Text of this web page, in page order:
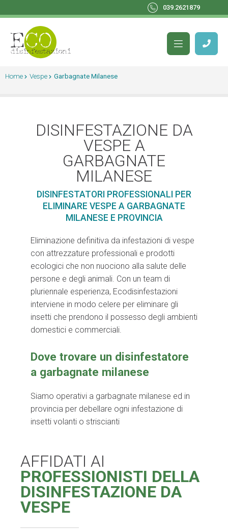
039.2621879
Home Vespe Garbagnate Milanese
DISINFESTAZIONE DA
VESPE A
GARBAGNATE
MILANESE
DISINFESTATORI PROFESSIONALI PER
ELIMINARE VESPE A GARBAGNATE
MILANESE E PROVINCIA
Eliminazione definitiva da infestazioni di vespe
con attrezzature professionali e prodotti
ecologici che non nuociono alla salute delle
persone e degli animali. Con un team di
pluriennale esperienza, Ecodisinfestazioni
interviene in modo celere per eliminare gli
insetti che prendono il possesso degli ambienti
domestici e commerciali.
Dove trovare un disinfestatore
a garbagnate milanese
Siamo operativi a garbagnate milanese ed in
provincia per debellare ogni infestazione di
insetti volanti o striscianti
AFFIDATI AI
PROFESSIONISTI DELLA
DISINFESTAZIONE DA
VESPE